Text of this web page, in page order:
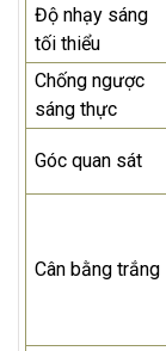
Độ nhạy sáng
tối thiểu
Chống ngược
sáng thực
Góc quan sát
Cân bằng trắng